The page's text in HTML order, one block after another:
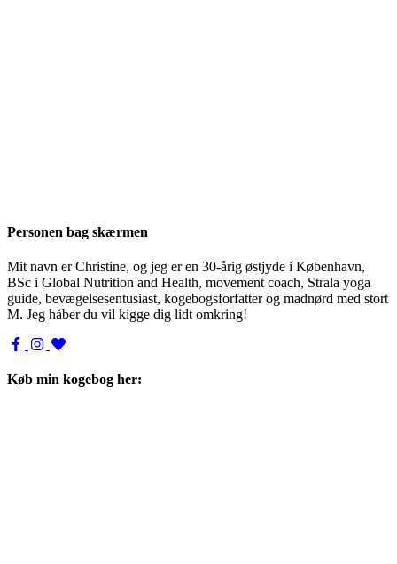
Personen bag skærmen
Mit navn er Christine, og jeg er en 30-årig østjyde i København,
BSc i Global Nutrition and Health, movement coach, Strala yoga
guide, bevægelsesentusiast, kogebogsforfatter og madnørd med stort
M. Jeg håber du vil kigge dig lidt omkring!
Køb min kogebog her: